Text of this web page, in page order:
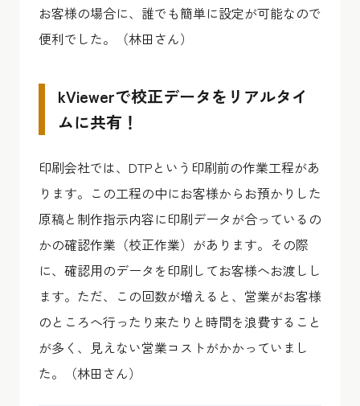
お客様の場合に、誰でも簡単に設定が可能なので
便利でした。（林田さん）
kViewerで校正データをリアルタイ
ムに共有！
印刷会社では、DTPという印刷前の作業工程があ
ります。この工程の中にお客様からお預かりした
原稿と制作指示内容に印刷データが合っているの
かの確認作業（校正作業）があります。その際
に、確認用のデータを印刷してお客様へお渡しし
ます。ただ、この回数が増えると、営業がお客様
のところへ行ったり来たりと時間を浪費すること
が多く、見えない営業コストがかかっていまし
た。（林田さん）